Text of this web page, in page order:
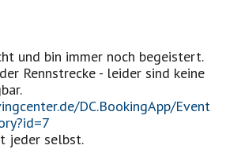
und bin immer noch begeistert.
Rennstrecke - leider sind keine
DC.BookingApp/Event
jeder selbst.